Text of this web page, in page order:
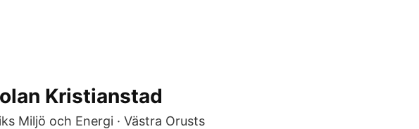
Kristianstad
Miljö och Energi · Västra Orusts